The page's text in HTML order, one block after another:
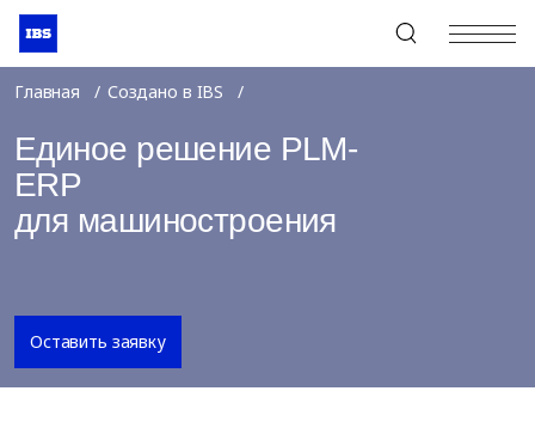
+7 (495) 967-80-80
Главная Создано в IBS
Единое решение PLM-
ERP
для машиностроения
Оставить заявку